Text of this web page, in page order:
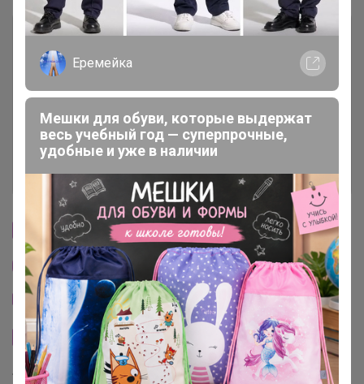
Описание
Условия участия
Ключевые даты
История проведённых выкупов
Cтраничка организатора
Другие СП организатора Бонифаций
Тема отзывов
Сайт закупки
Торговые марки
Еремейка
Мешки для обуви, которые выдержат
весь учебный год — суперпрочные,
удобные и уже в наличии